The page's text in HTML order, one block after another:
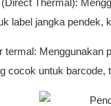
label jangka pendek,
termal: Menggunakan
cocok untuk barcode,